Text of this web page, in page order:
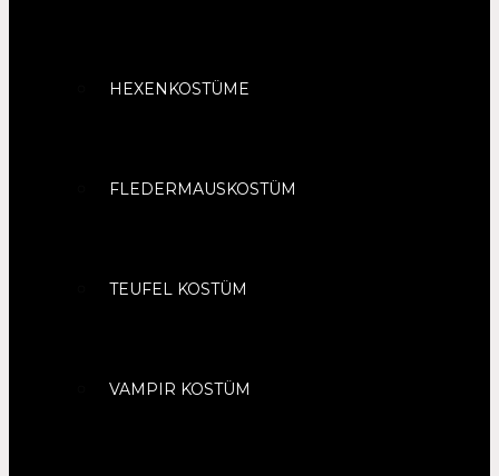
HEXENKOSTÜME
FLEDERMAUSKOSTÜM
TEUFEL KOSTÜM
VAMPIR KOSTÜM